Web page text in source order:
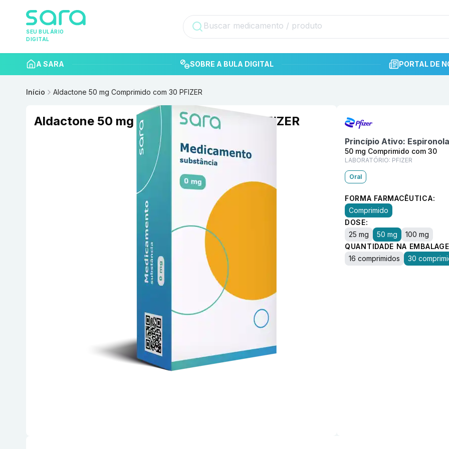
SEU BULÁRIO
DIGITAL
A SARA SOBRE A BULA DIGITAL PORTAL DE
Início Aldactone 50 mg Comprimido com 30 PFIZER
Aldactone 50 mg Comprimido com 30 PFIZER
Princípio Ativo:
50 mg Comprimido com 30
LABORATÓRIO: PFIZER
Oral
FORMA FARMACÊUTICA:
Comprimido
DOSE:
25 mg
50 mg
100 mg
QUANTIDADE NA
16 comprimidos
30